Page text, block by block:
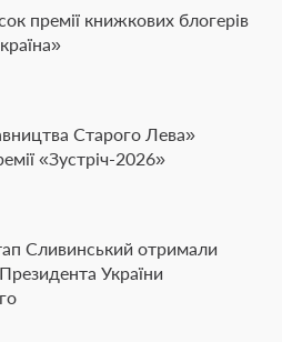
премії книжкових блогерів
Старого Лева»
«Зустріч-2026»
Сливинський отримали
України